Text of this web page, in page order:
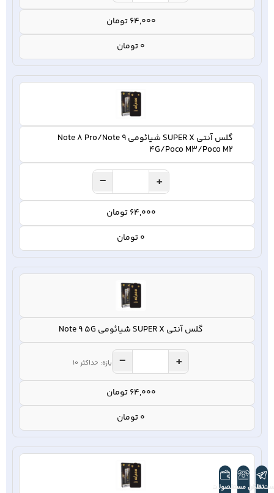
64,000 تومان
0 تومان
گلس آنتی SUPER X شیائومی Note 8 Pro/Note 9
4G/Poco M3/Poco M2
− +
64,000 تومان
0 تومان
گلس آنتی SUPER X شیائومی Note 9 5G
− + بازه: حداکثر 10
64,000 تومان
0 تومان
تلگرام
تماس مستقیم
محصولات